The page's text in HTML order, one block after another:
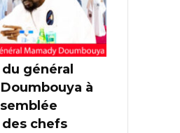
général
à
chefs